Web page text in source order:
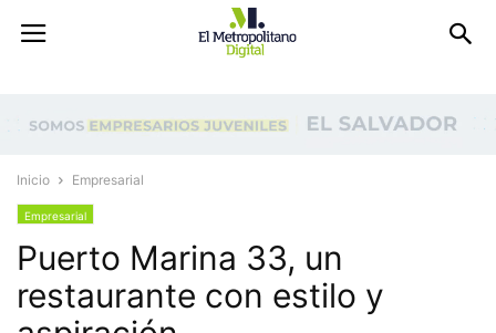
Inicio Empresarial
Empresarial
Puerto Marina 33, un
restaurante con estilo y